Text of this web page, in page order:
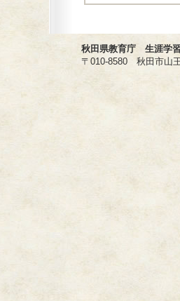
秋田県教育庁 生涯学
〒010-8580 秋田市山